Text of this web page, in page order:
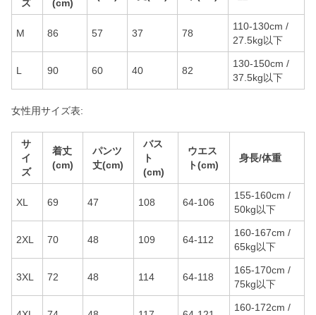
ズ
(cm)
M 86 57 37 78
110-130cm /
27.5kg以下
L 90 60 40 82
130-150cm /
37.5kg以下
女性用サイズ表:
サ
イ
ズ
着丈
(cm)
パンツ
丈(cm)
バス
ト
(cm)
ウエス
ト(cm)
身長/体重
XL 69 47 108 64-106
155-160cm /
50kg以下
2XL 70 48 109 64-112
160-167cm /
65kg以下
3XL 72 48 114 64-118
165-170cm /
75kg以下
160-172cm /